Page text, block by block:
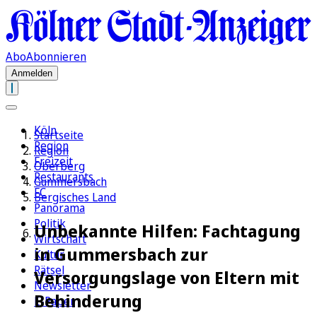
AboAbonnieren
Anmelden
Köln
Region
Freizeit
Restaurants
FC
Panorama
Politik
Wirtschaft
Kultur
Rätsel
Newsletter
E-Paper
Startseite
Region
Oberberg
Gummersbach
Bergisches Land
Unbekannte Hilfen: Fachtagung
in Gummersbach zur
Versorgungslage von Eltern mit
Behinderung